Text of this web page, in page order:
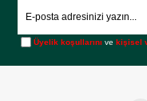
Üyelik koşullarını vekişisel